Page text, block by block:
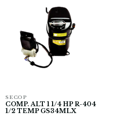
SECOP
COMP. ALT 1 1/4 HP R-404
1/2 TEMP GS34MLX